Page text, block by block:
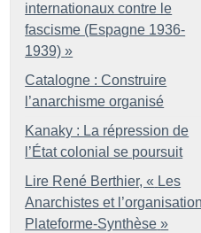
internationaux contre le
fascisme (Espagne 1936-
1939) »
Catalogne : Construire
l’anarchisme organisé
Kanaky : La répression de
l’État colonial se poursuit
Lire René Berthier, « Les
Anarchistes et
Plateforme-Synthèse »